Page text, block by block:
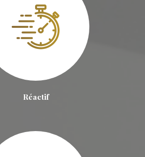
Réactif